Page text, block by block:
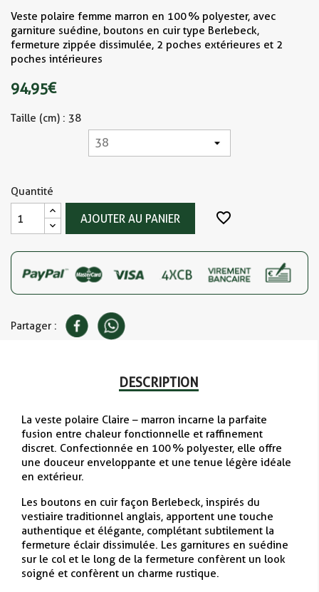
Veste polaire femme marron en 100 % polyester, avec
garniture suédine, boutons en cuir type Berlebeck,
fermeture zippée dissimulée, 2 poches extérieures et 2
poches intérieures
94,95 €
Taille (cm) : 38
Quantité
AJOUTER AU PANIER favorite_border
Partager :
DESCRIPTION
La veste polaire Claire – marron incarne la parfaite
fusion entre chaleur fonctionnelle et raffinement
discret. Confectionnée en 100 % polyester, elle offre
une douceur enveloppante et une tenue légère idéale
en extérieur.
Les boutons en cuir façon Berlebeck, inspirés du
vestiaire traditionnel anglais, apportent une touche
authentique et élégante, complétant subtilement la
fermeture éclair dissimulée. Les garnitures en suédine
sur le col et le long de la fermeture confèrent un look
soigné et confèrent un charme rustique.